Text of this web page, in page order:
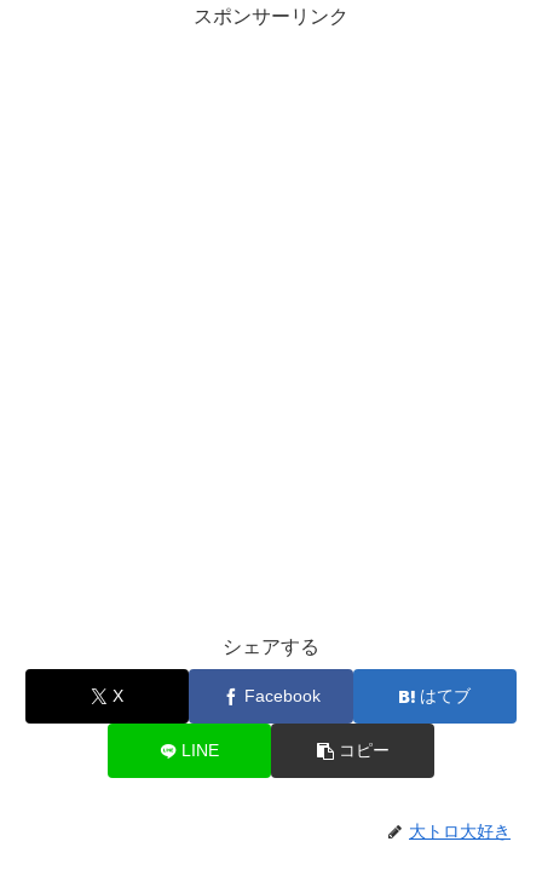
スポンサーリンク
シェアする
X Facebook はてブ
LINE コピー
大トロ大好き